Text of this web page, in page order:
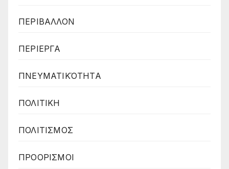
ΠΕΡΙΒΑΛΛΟΝ
ΠΕΡΙΕΡΓΑ
ΠΝΕΥΜΑΤΙΚΌΤΗΤΑ
ΠΟΛΙΤΙΚΗ
ΠΟΛΙΤΙΣΜΟΣ
ΠΡΟΟΡΙΣΜΟΙ